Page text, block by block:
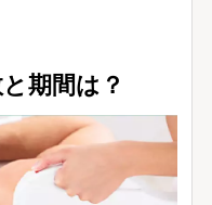
期間は？